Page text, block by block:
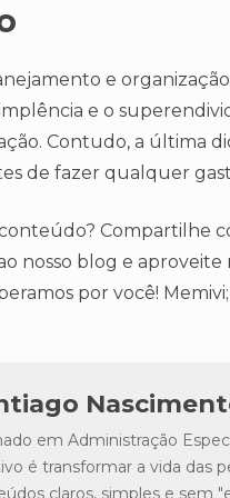
e
e o
Contudo, a última
de fazer qualquer
Compartilhe
nosso blog e
por você!
em Administração
é transformar a vida das
claros, simples e sem